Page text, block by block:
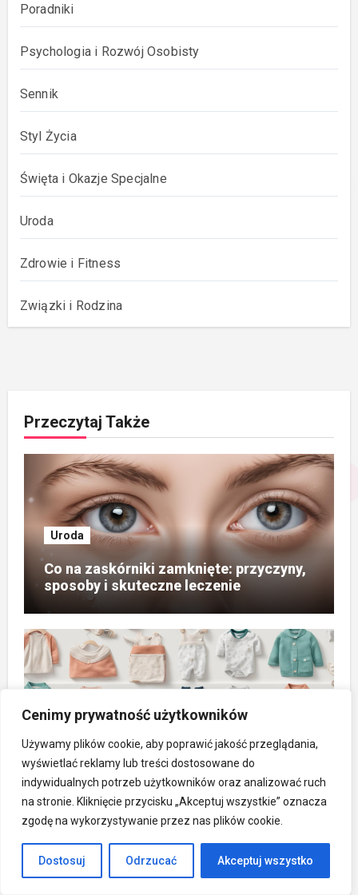
Cenimy prywatność użytkowników
Używamy plików cookie, aby poprawić jakość przeglądania,
wyświetlać reklamy lub treści dostosowane do
indywidualnych potrzeb użytkowników oraz analizować ruch
na stronie. Kliknięcie przycisku „Akceptuj wszystkie” oznacza
zgodę na wykorzystywanie przez nas plików cookie.
Dostosuj Odrzucać Akceptuj wszystko
Poradniki
Psychologia i Rozwój Osobisty
Sennik
Styl Życia
Święta i Okazje Specjalne
Uroda
Zdrowie i Fitness
Związki i Rodzina
Przeczytaj Także
Uroda
Co na zaskórniki zamknięte: przyczyny,
sposoby i skuteczne leczenie
Poradniki
Ile kosztuje wyprawka dla dziecka –
przewodnik po budżecie na noworodka